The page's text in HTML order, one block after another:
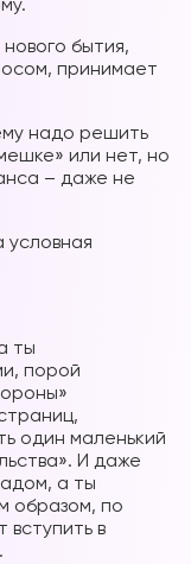
бытия,
принимает
надо решить
или нет, но
– даже не
условная
ты
порой
один маленький
И даже
а ты
образом, по
в